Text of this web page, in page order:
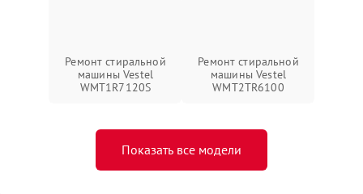
Ремонт стиральной
машины Vestel
WMT1R7120S
Ремонт стиральной
машины Vestel
WMT2TR6100
Показать все модели